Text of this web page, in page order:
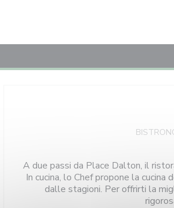
A due passi da Place Dalton, il
In cucina, lo Chef propone la
dalle stagioni. Per offrirti la